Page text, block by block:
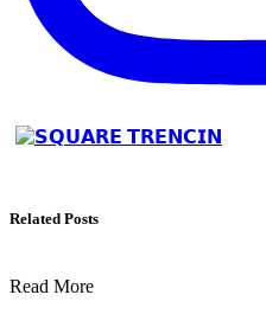
Related Posts
Read More